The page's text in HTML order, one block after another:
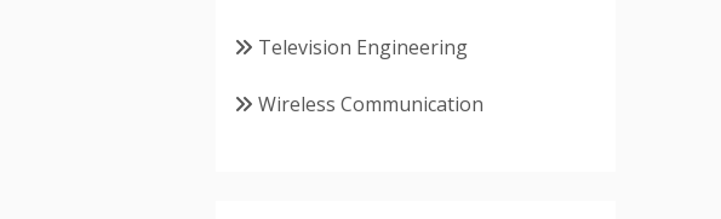
Television Engineering
Wireless Communication